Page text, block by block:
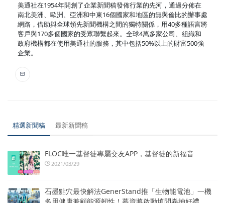
美通社在1954年開創了企業新聞稿發佈行業的先河，通過分佈在
南北美洲、歐洲、亞洲和中東16個國家和地區的無與倫比的辦事處
網路，借助與全球領先新聞機構之間的獨特關係，用40多種語言將
客戶與170多個國家的受眾聯繫起來。全球4萬多家公司、組織和
政府機構都在使用美通社的服務，其中包括50%以上的財富500強
企業。
精選新聞稿 最新新聞稿
FLOC唯一基督徒專屬交友APP，基督徒的新福音
2021/03/29
石墨點穴最快解法GenerStand推「生物能電池」一機